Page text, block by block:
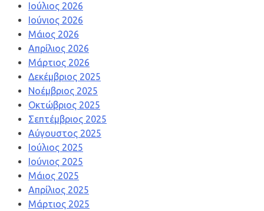
Ιούλιος 2026
Ιούνιος 2026
Μάιος 2026
Απρίλιος 2026
Μάρτιος 2026
Δεκέμβριος 2025
Νοέμβριος 2025
Οκτώβριος 2025
Σεπτέμβριος 2025
Αύγουστος 2025
Ιούλιος 2025
Ιούνιος 2025
Μάιος 2025
Απρίλιος 2025
Μάρτιος 2025